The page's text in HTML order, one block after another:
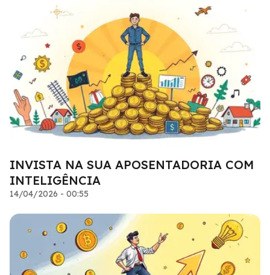
INVISTA NA SUA APOSENTADORIA COM
INTELIGÊNCIA
14/04/2026 - 00:55